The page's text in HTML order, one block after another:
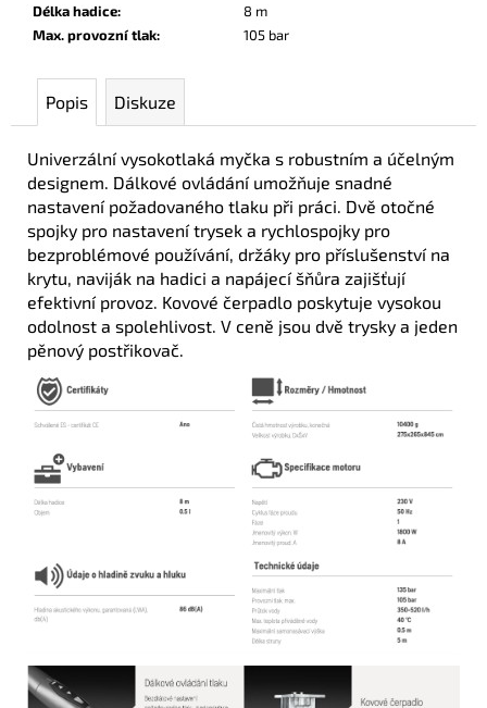
Délka hadice:
8 m
Max. provozní tlak: 105 bar
Popis Diskuze
Univerzální vysokotlaká myčka s robustním a účelným
designem. Dálkové ovládání umožňuje snadné
nastavení požadovaného tlaku při práci. Dvě otočné
spojky pro nastavení trysek a rychlospojky pro
bezproblémové používání, držáky pro příslušenství na
krytu, naviják na hadici a napájecí šňůra zajišťují
efektivní provoz. Kovové čerpadlo poskytuje vysokou
odolnost a spolehlivost. V ceně jsou dvě trysky a jeden
pěnový postřikovač.